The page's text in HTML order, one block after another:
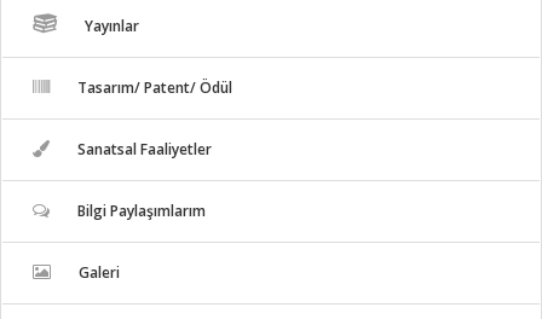
Yayınlar
Tasarım/ Patent/ Ödül
Sanatsal Faaliyetler
Bilgi Paylaşımlarım
Galeri